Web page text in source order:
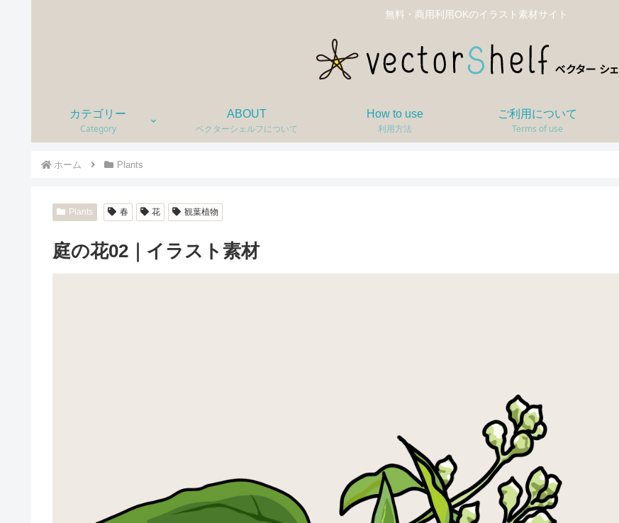
無料・商用利用OKのイラスト素材サイト
カテゴリー
Category
ABOUT
ベクターシェルフについて
How to use
利用方法
ご利用について
Terms of use
ホーム Plants
Plants 春 花 観葉植物
庭の花02｜イラスト素材